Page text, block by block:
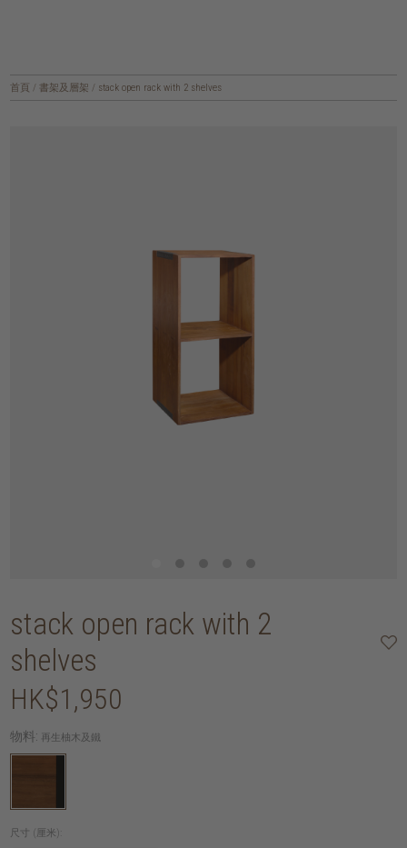
首頁 / 書架及層架 / stack open rack with 2 shelves
stack open rack with 2
shelves
HK$1,950
物料: 再生柚木及鐵
尺寸 (厘米):